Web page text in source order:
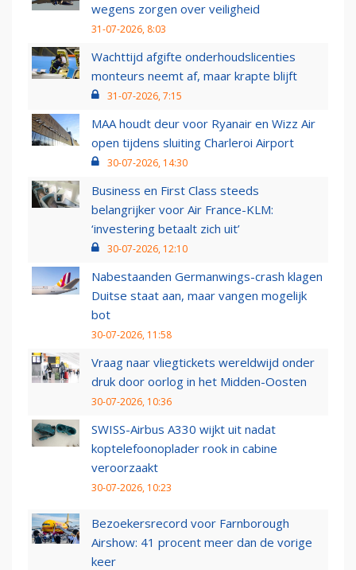
wegens zorgen over veiligheid
31-07-2026, 8:03
Wachttijd afgifte onderhoudslicenties
monteurs neemt af, maar krapte blijft
31-07-2026, 7:15
MAA houdt deur voor Ryanair en Wizz Air
open tijdens sluiting Charleroi Airport
30-07-2026, 14:30
Business en First Class steeds
belangrijker voor Air France-KLM:
‘investering betaalt zich uit’
30-07-2026, 12:10
Nabestaanden Germanwings-crash klagen
Duitse staat aan, maar vangen mogelijk
bot
30-07-2026, 11:58
Vraag naar vliegtickets wereldwijd onder
druk door oorlog in het Midden-Oosten
30-07-2026, 10:36
SWISS-Airbus A330 wijkt uit nadat
koptelefoonoplader rook in cabine
veroorzaakt
30-07-2026, 10:23
Bezoekersrecord voor Farnborough
Airshow: 41 procent meer dan de vorige
keer